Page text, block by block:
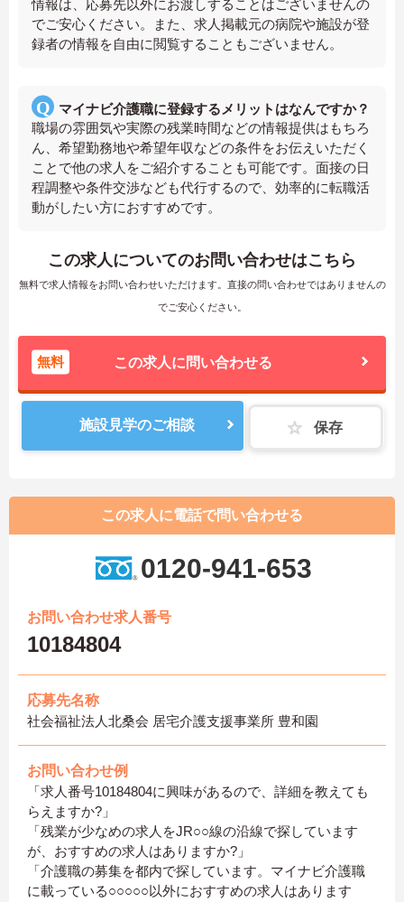
情報は、応募先以外にお渡しすることはございませんの
でご安心ください。また、求人掲載元の病院や施設が登
録者の情報を自由に閲覧することもございません。
マイナビ介護職に登録するメリットはなんですか？
職場の雰囲気や実際の残業時間などの情報提供はもちろ
ん、希望勤務地や希望年収などの条件をお伝えいただく
ことで他の求人をご紹介することも可能です。面接の日
程調整や条件交渉なども代行するので、効率的に転職活
動がしたい方におすすめです。
この求人についてのお問い合わせはこちら
無料で求人情報をお問い合わせいただけます。直接の問い合わせではありませんの
でご安心ください。
無料 この求人に問い合わせる
施設見学のご相談 保存
この求人に電話で問い合わせる
0120-941-653
お問い合わせ求人番号
10184804
応募先名称
社会福祉法人北桑会 居宅介護支援事業所 豊和園
お問い合わせ例
「求人番号10184804に興味があるので、詳細を教えても
らえますか?」
「残業が少なめの求人をJR○○線の沿線で探しています
が、おすすめの求人はありますか?」
「介護職の募集を都内で探しています。マイナビ介護職
に載っている○○○○○以外におすすめの求人はあります